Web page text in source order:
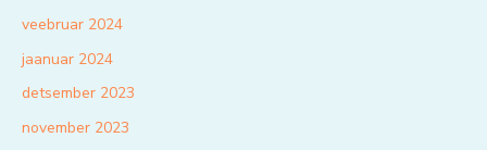
veebruar 2024
jaanuar 2024
detsember 2023
november 2023